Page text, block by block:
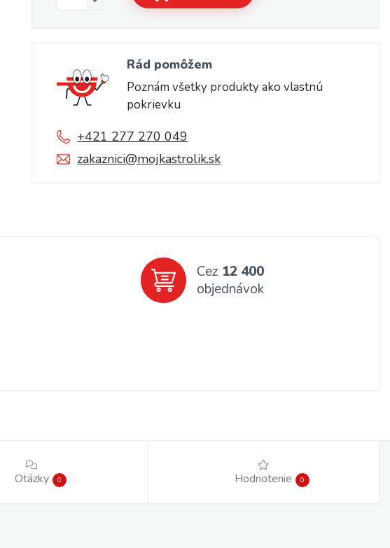
Rád pomôžem
Poznám všetky produkty ako vlastnú
pokrievku
+421 277 270 049
zakaznici@mojkastrolik.sk
Cez 12 400
objednávok
Otázky 0 Hodnotenie 0